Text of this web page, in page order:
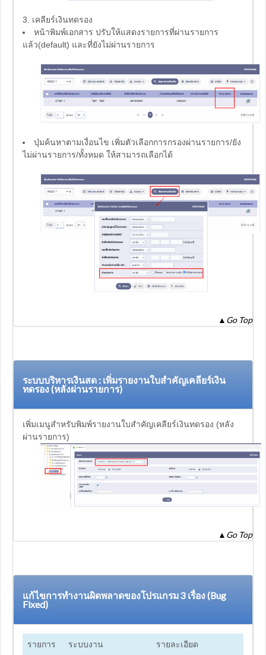
3. เคลียร์เงินทดรอง
หน้าพิมพ์เอกสาร ปรับให้แสดงรายการที่ผ่านรายการ
แล้ว(default) และที่ยังไม่ผ่านรายการ
ปุ่มค้นหาตามเงื่อนไข เพิ่มตัวเลือกการกรองผ่านรายการ/ยัง
ไม่ผ่านรายการ/ทั้งหมด ให้สามารถเลือกได้
▲ Go Top
ระบบบริหารเงินสด : เพิ่มรายงานใบสำคัญเคลียร์เงิน
ทดรอง (หลังผ่านรายการ)
เพิ่มเมนูสำหรับพิมพ์รายงานใบสำคัญเคลียร์เงินทดรอง (หลัง
ผ่านรายการ)
▲ Go Top
แก้ไขการทำงานผิดพลาดของโปรแกรม 3 เรื่อง (Bug
Fixed)
รายการ ระบบงาน รายละเอียด